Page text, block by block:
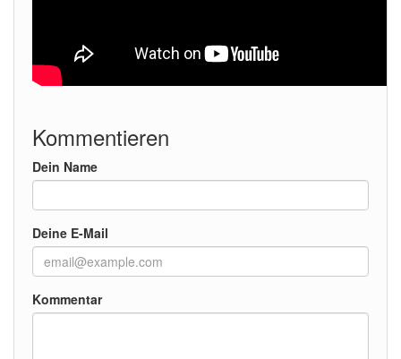
Kommentieren
Dein Name
Deine E-Mail
Kommentar